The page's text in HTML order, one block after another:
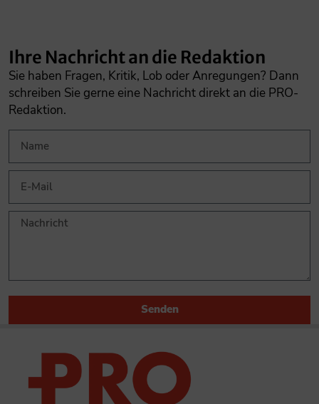
Ihre Nachricht an die Redaktion
Sie haben Fragen, Kritik, Lob oder Anregungen? Dann
schreiben Sie gerne eine Nachricht direkt an die PRO-
Redaktion.
Senden